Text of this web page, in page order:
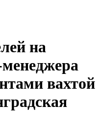
на
вахтой